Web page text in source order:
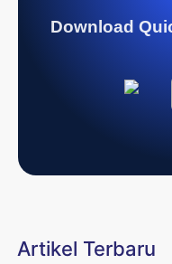
Download
Artikel Terbaru